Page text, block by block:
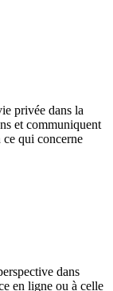
privée dans la
et communiquent
ce qui concerne
dans
en ligne ou à celle